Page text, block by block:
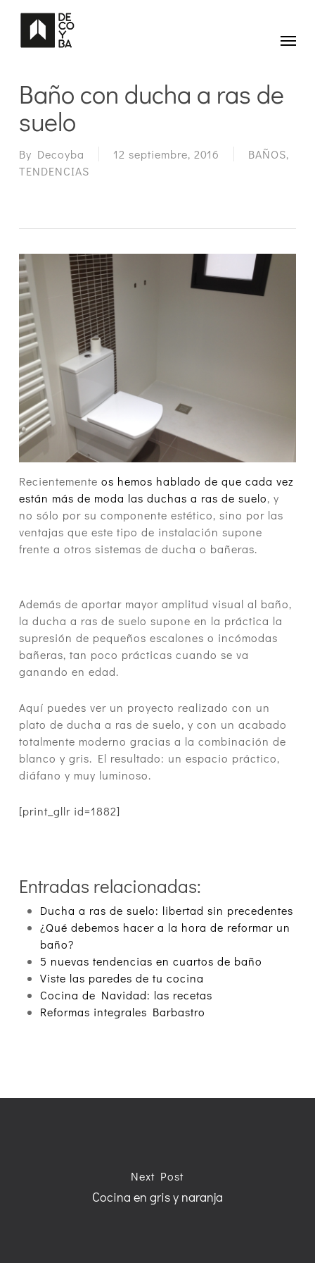
Menu
Baño con ducha a ras de
suelo
By Decoyba 12 septiembre, 2016 BAÑOS,
TENDENCIAS
Recientemente os hemos hablado de que cada vez
están más de moda las duchas a ras de suelo, y
no sólo por su componente estético, sino por las
ventajas que este tipo de instalación supone
frente a otros sistemas de ducha o bañeras.
Además de aportar mayor amplitud visual al baño,
la ducha a ras de suelo supone en la práctica la
supresión de pequeños escalones o incómodas
bañeras, tan poco prácticas cuando se va
ganando en edad.
Aquí puedes ver un proyecto realizado con un
plato de ducha a ras de suelo, y con un acabado
totalmente moderno gracias a la combinación de
blanco y gris. El resultado: un espacio práctico,
diáfano y muy luminoso.
[print_gllr id=1882]
Entradas relacionadas:
Ducha a ras de suelo: libertad sin precedentes
¿Qué debemos hacer a la hora de reformar un
baño?
5 nuevas tendencias en cuartos de baño
Viste las paredes de tu cocina
Cocina de Navidad: las recetas
Reformas integrales Barbastro
Next Post
Cocina en gris y naranja